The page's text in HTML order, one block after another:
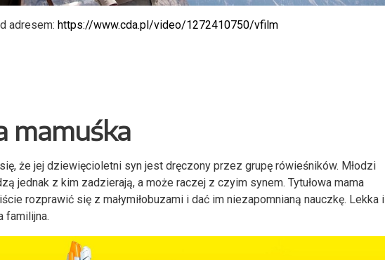
adresem: https://www.cda.pl/video/1272410750/vfilm
mamuśka
że jej dziewięcioletni syn jest dręczony przez grupę rówieśników. Młodzi
jednak z kim zadzierają, a może raczej z czyim synem. Tytułowa mama
rozprawić się z małymiłobuzami i dać im niezapomnianą nauczkę. Lekka i
familijna.